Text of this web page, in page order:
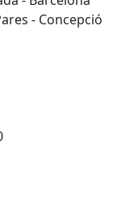
- Concepció